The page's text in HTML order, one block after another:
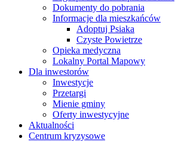
Dokumenty do pobrania
Informacje dla mieszkańców
Adoptuj Psiaka
Czyste Powietrze
Opieka medyczna
Lokalny Portal Mapowy
Dla inwestorów
Inwestycje
Przetargi
Mienie gminy
Oferty inwestycyjne
Aktualności
Centrum kryzysowe